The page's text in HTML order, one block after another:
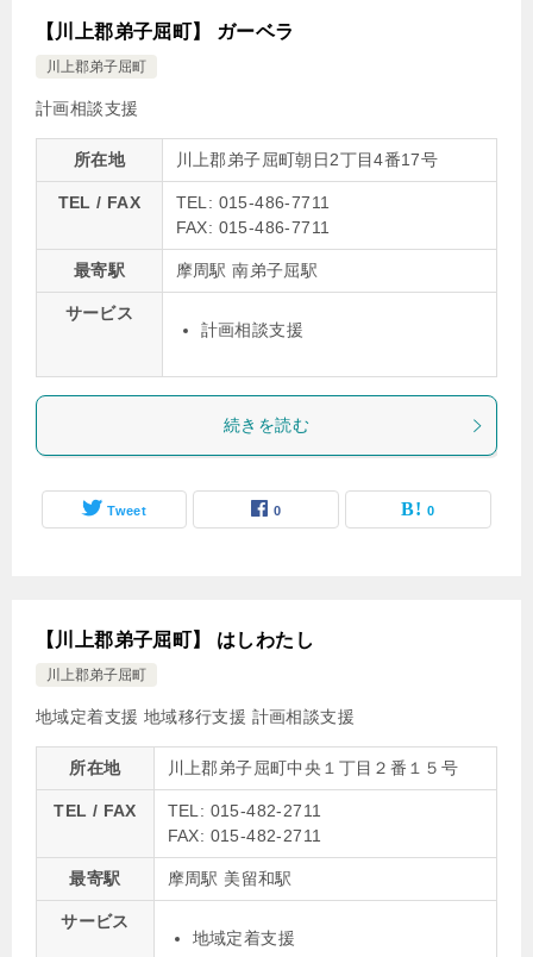
【川上郡弟子屈町】 ガーベラ
川上郡弟子屈町
計画相談支援
所在地 川上郡弟子屈町朝日2丁目4番17号
TEL / FAX
TEL: 015-486-7711
FAX: 015-486-7711
最寄駅 摩周駅 南弟子屈駅
サービス
計画相談支援
続きを読む
Tweet 0 0
【川上郡弟子屈町】 はしわたし
川上郡弟子屈町
地域定着支援 地域移行支援 計画相談支援
所在地 川上郡弟子屈町中央１丁目２番１５号
TEL / FAX
TEL: 015-482-2711
FAX: 015-482-2711
最寄駅 摩周駅 美留和駅
サービス
地域定着支援